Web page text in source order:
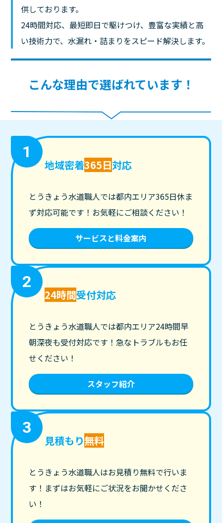
供しております。
24時間対応、最短即日で駆けつけ、豊富な実績と高
い技術力で、水漏れ・詰まりをスピード解決します。
こんな理由で選ばれています！
1
地域密着365日対応
とうきょう水道職人では都内エリア365日休ま
ず対応可能です！お気軽にご相談ください！
サービスと料金案内
2
24時間受付対応
とうきょう水道職人では都内エリア24時間早
朝深夜も受付対応です！急なトラブルもお任
せください！
スタッフ紹介
3
見積もり無料
とうきょう水道職人はお見積り無料で行いま
す！まずはお気軽にご状況をお聞かせくださ
い！